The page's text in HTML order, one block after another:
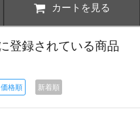
カートを見る
登録されている商品
価格順 新着順